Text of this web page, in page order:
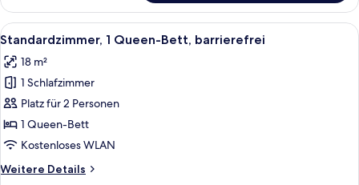
1
Queen-
Bett
Alle
Fotos
für
Standardzimmer,
1
Queen-
Bett,
anzeigen
Ein Hotelzimmer mit Bett, einem
4
Standardzimmer, 1 Queen-Bett, barrierefrei
18 m²
1 Schlafzimmer
Platz für 2 Personen
1 Queen-Bett
Kostenloses WLAN
Weitere Details
Weitere